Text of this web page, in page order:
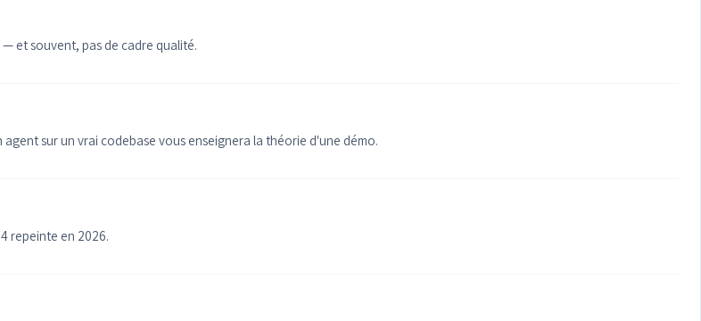
et souvent, pas de cadre qualité.
sur un vrai codebase vous enseignera la théorie d'une démo.
repeinte en 2026.